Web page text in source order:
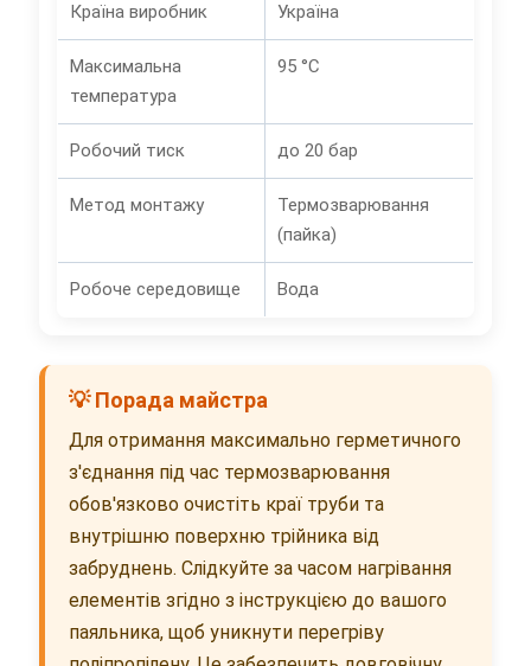
Країна виробник Україна
Максимальна
температура
95 °C
Робочий тиск до 20 бар
Метод монтажу
Термозварювання
(пайка)
Робоче середовище Вода
💡 Порада майстра
Для отримання максимально герметичного
з'єднання під час термозварювання
обов'язково очистіть краї труби та
внутрішню поверхню трійника від
забруднень. Слідкуйте за часом нагрівання
елементів згідно з інструкцією до вашого
паяльника, щоб уникнути перегріву